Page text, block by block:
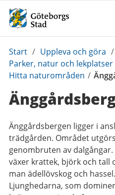
Du
är
här:
Start / Uppleva och göra /
Parker, natur och lekplatser
Hitta naturområden /
Änggårdsbergen ligger i
trädgården. Området
genombruten av
växer krattek, björk och tall
man ädellövskog och hassel.
Ljunghedarna, som